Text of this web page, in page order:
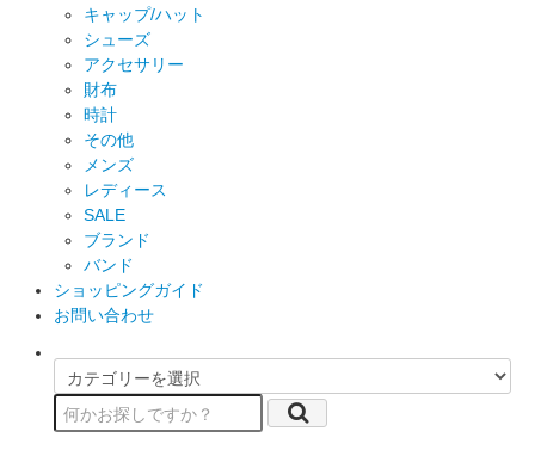
キャップ/ハット
シューズ
アクセサリー
財布
時計
その他
メンズ
レディース
SALE
ブランド
バンド
ショッピングガイド
お問い合わせ